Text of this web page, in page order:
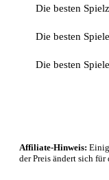
Die besten
Die besten
Die besten
Affiliate-Hinweis:
der Preis ändert sich